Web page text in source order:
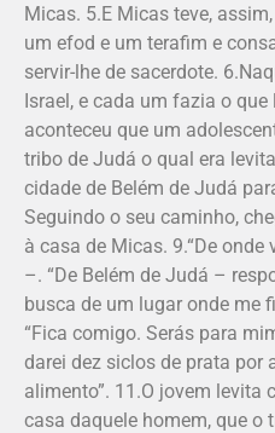
Micas. 5.E Micas teve,
um efod e um terafim e
servir-lhe de sacerdote.
Israel, e cada um fazia o que
aconteceu que um
tribo de Judá o qual era
cidade de Belém de Judá
Seguindo o seu caminho,
à casa de Micas. 9.“De onde
–. “De Belém de Judá –
busca de um lugar onde me
“Fica comigo. Serás para
darei dez siclos de prata por
alimento”. 11.O jovem levita
casa daquele homem, que o